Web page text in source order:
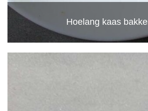
Hoelang kaas